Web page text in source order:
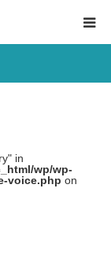
in
wp/wp-
voice.php on